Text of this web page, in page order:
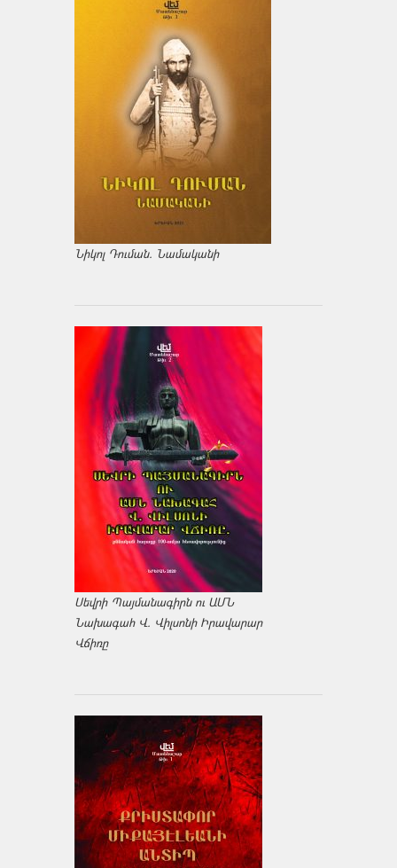
Նիկոլ Դուման. Նամականի
Սեվրի Պայմանագիրն ու ԱՄՆ
Նախագահ Վ. Վիլսոնի Իրավարար
Վճիռը